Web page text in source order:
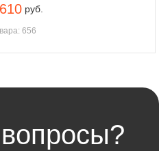
руб.
656